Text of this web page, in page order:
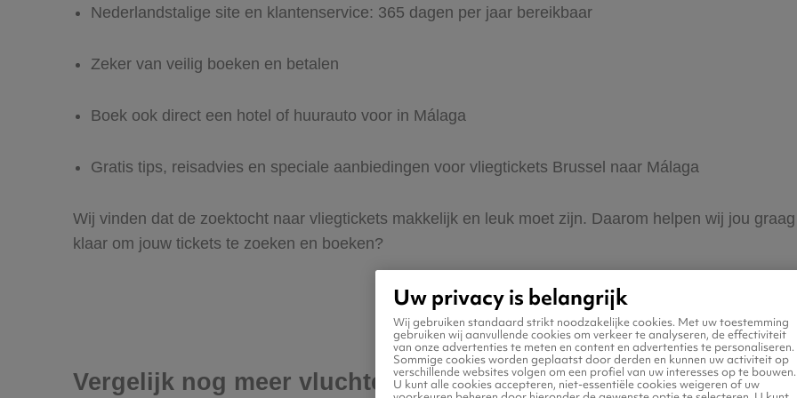
Nederlandstalige site en klantenservice: 365 dagen per jaar bereikbaar
Zeker van veilig boeken en betalen
Boek ook direct een hotel of huurauto voor in Málaga
Gratis tips, reisadvies en speciale aanbiedingen voor vliegtickets Brussel naar Málaga
Wij vinden dat de zoektocht naar vliegtickets makkelijk en leuk moet zijn. Daarom helpen wij jou
klaar om jouw tickets te zoeken en boeken?
Vergelijk nog meer vluchten naar Málaga
Uw privacy is belangrijk
Wij gebruiken standaard strikt noodzakelijke cookies. Met uw toestemming
gebruiken wij aanvullende cookies om verkeer te analyseren, de effectiviteit
van onze advertenties te meten en content en advertenties te personaliseren.
Sommige cookies worden geplaatst door derden en kunnen uw activiteit op
verschillende websites volgen om een profiel van uw interesses op te bouwen.
U kunt alle cookies accepteren, niet-essentiële cookies weigeren of uw